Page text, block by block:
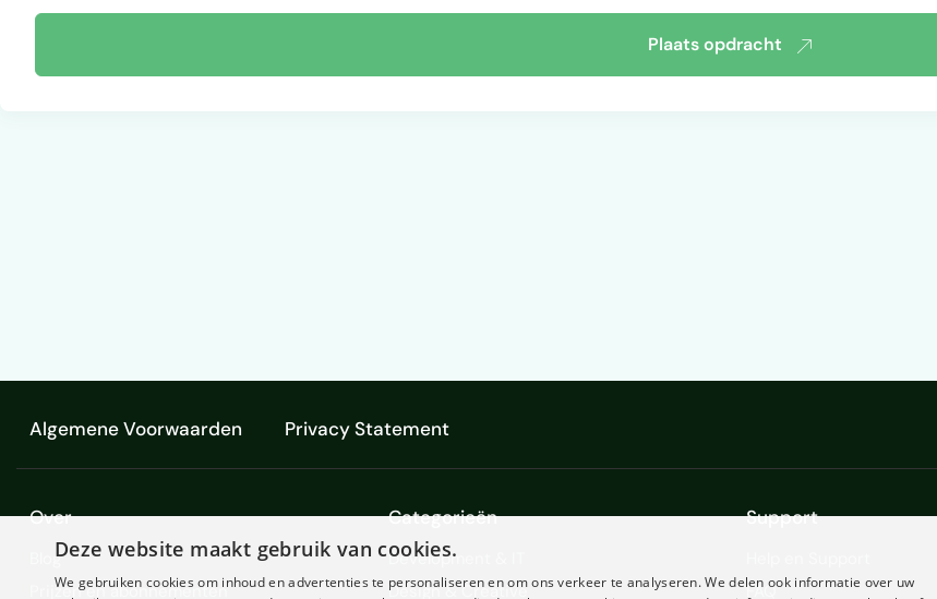
Plaats opdracht
Algemene Voorwaarden Privacy Statement
Over
Blog
Prijzen en abonnementen
Categorieën
Development & IT
Design & Creative
Support
FAQ
Deze website maakt gebruik van cookies.
We gebruiken cookies om inhoud en advertenties te personaliseren en om ons verkeer te analyseren. We delen ook informatie over uw